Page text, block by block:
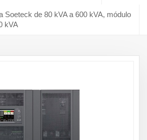
Soeteck de 80 kVA a 600 kVA, módulo
kVA